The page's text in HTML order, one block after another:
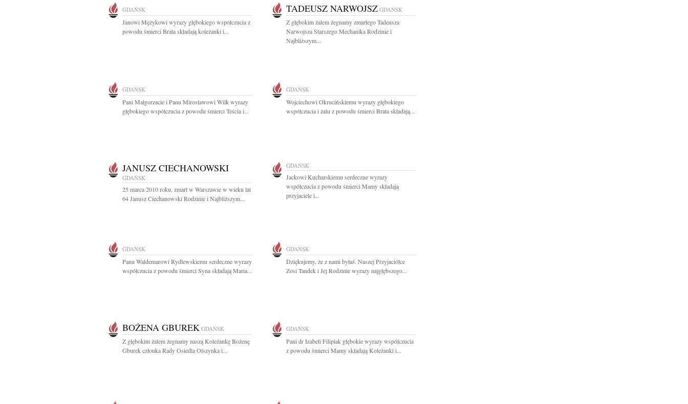
GDAŃSK
Janowi Mężykowi wyrazy głębokiego współczucia z
powodu śmierci Brata składają koleżanki i...
TADEUSZ NARWOJSZ GDAŃSK
Z głębokim żalem żegnamy zmarłego Tadeusza
Narwojsza Starszego Mechanika Rodzinie i
Najbliższym...
GDAŃSK
Pani Małgorzacie i Panu Mirosławowi Wilk wyrazy
głębokiego współczucia z powodu śmierci Teścia i...
GDAŃSK
Wojciechowi Okrucińskiemu wyrazy głębokiego
współczucia i żalu z powodu śmierci Brata składają...
JANUSZ CIECHANOWSKI
GDAŃSK
25 marca 2010 roku, zmarł w Warszawie w wieku lat
64 Janusz Ciechanowski Rodzinie i Najbliższym...
GDAŃSK
Jackowi Kucharskiemu serdeczne wyrazy
współczucia z powodu śmierci Mamy składają
przyjaciele i...
GDAŃSK
Panu Waldemarowi Rydlewskiemu serdeczne wyrazy
współczucia z powodu śmierci Syna składają Maria...
GDAŃSK
Dziękujemy, że z nami byłaś. Naszej Przyjaciółce
Zosi Tandek i Jej Rodzinie wyrazy najgłębszego...
BOŻENA GBUREK GDAŃSK
Z głębokim żalem żegnamy naszą Koleżankę Bożenę
Gburek członka Rady Osiedla Olszynka i...
GDAŃSK
Pani dr Izabeli Filipiak głębokie wyrazy współczucia
z powodu śmierci Mamy składają Koleżanki i...